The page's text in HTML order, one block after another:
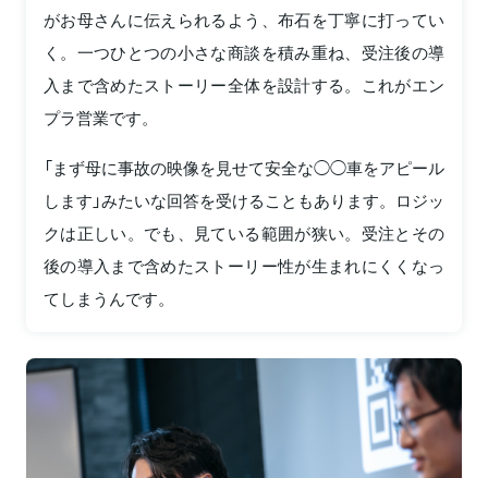
がお母さんに伝えられるよう、布石を丁寧に打ってい
く。一つひとつの小さな商談を積み重ね、受注後の導
入まで含めたストーリー全体を設計する。これがエン
プラ営業です。
「まず母に事故の映像を見せて安全な◯◯車をアピール
します」みたいな回答を受けることもあります。ロジッ
クは正しい。でも、見ている範囲が狭い。受注とその
後の導入まで含めたストーリー性が生まれにくくなっ
てしまうんです。